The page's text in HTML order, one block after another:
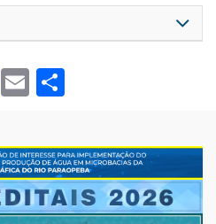
Facebook
Email